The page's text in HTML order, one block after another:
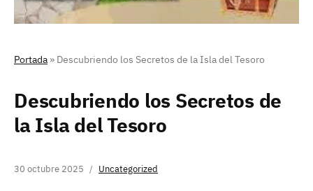
Portada » Descubriendo los Secretos de la Isla del Tesoro
Descubriendo los Secretos de
la Isla del Tesoro
30 octubre 2025 Uncategorized